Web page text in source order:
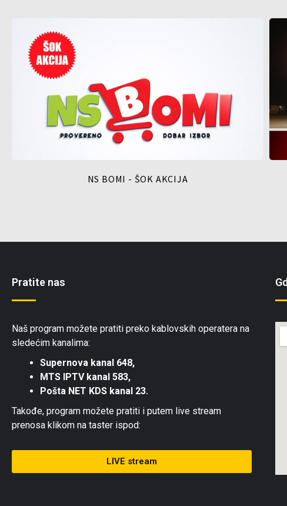
NS BOMI - ŠOK AKCIJA
Pratite nas
Naš program možete pratiti preko kablovskih operatera na
sledećim kanalima:
Supernova kanal 648,
MTS IPTV kanal 583,
Pošta NET KDS kanal 23.
Takođe, program možete pratiti i putem live stream
prenosa klikom na taster ispod:
LIVE stream